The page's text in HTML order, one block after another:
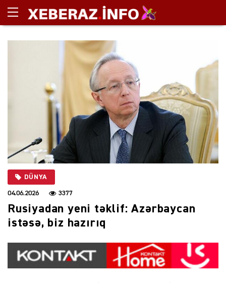
DÜNYA
04.06.2026 3377
Rusiyadan yeni təklif: Azərbaycan
istəsə, biz hazırıq